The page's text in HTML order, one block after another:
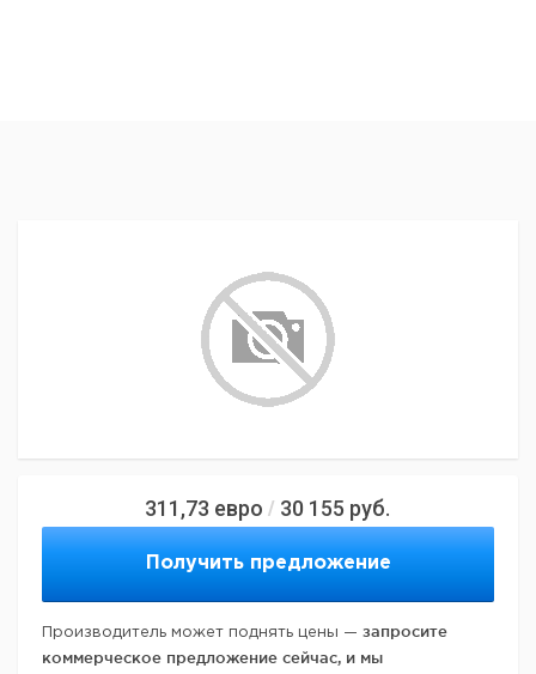
311,73 евро / 30 155 руб.
Получить предложение
Производитель может поднять цены — запросите
коммерческое предложение сейчас, и мы